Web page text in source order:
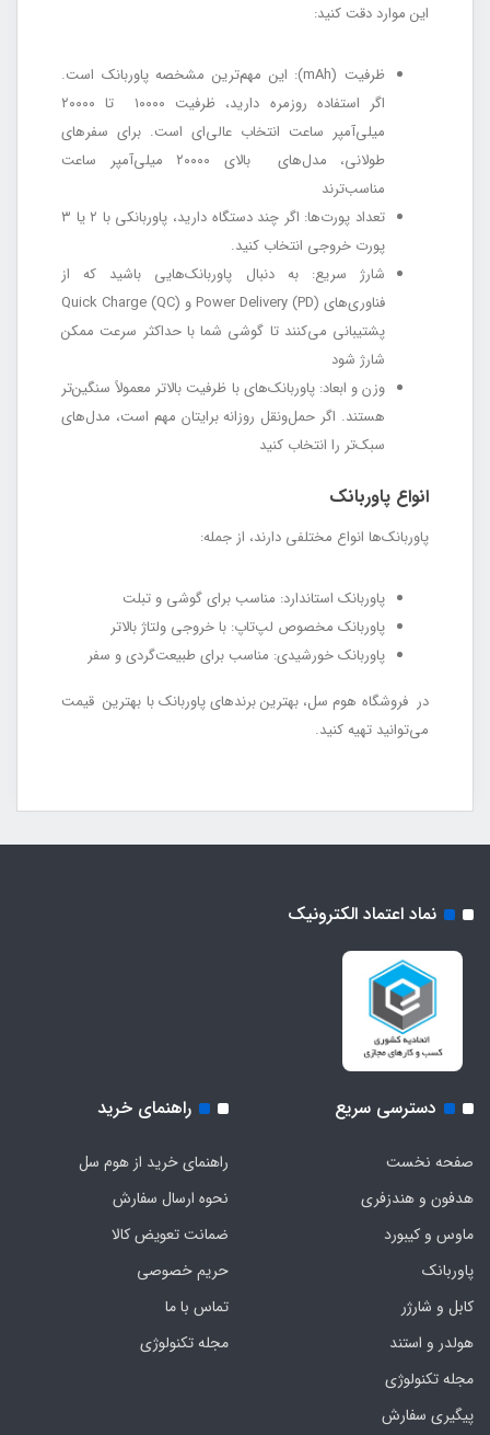
این موارد دقت کنید:
ظرفیت (mAh): این مهم‌ترین مشخصه پاوربانک است.
اگر استفاده روزمره دارید، ظرفیت ۱۰۰۰۰ تا ۲۰۰۰۰
میلی‌آمپر ساعت انتخاب عالی‌ای است. برای سفرهای
طولانی، مدل‌های بالای ۲۰۰۰۰ میلی‌آمپر ساعت
مناسب‌ترند
تعداد پورت‌ها: اگر چند دستگاه دارید، پاوربانکی با ۲ یا ۳
پورت خروجی انتخاب کنید.
شارژ سریع: به دنبال پاوربانک‌هایی باشید که از
فناوری‌های Power Delivery (PD) و Quick Charge (QC)
پشتیبانی می‌کنند تا گوشی شما با حداکثر سرعت ممکن
شارژ شود
وزن و ابعاد: پاوربانک‌های با ظرفیت بالاتر معمولاً سنگین‌تر
هستند. اگر حمل‌ونقل روزانه برایتان مهم است، مدل‌های
سبک‌تر را انتخاب کنید
انواع پاوربانک
پاوربانک‌ها انواع مختلفی دارند، از جمله:
پاوربانک استاندارد: مناسب برای گوشی و تبلت
پاوربانک مخصوص لپ‌تاپ: با خروجی ولتاژ بالاتر
پاوربانک خورشیدی: مناسب برای طبیعت‌گردی و سفر
در فروشگاه هوم سل، بهترین برندهای پاوربانک با بهترین قیمت
می‌توانید تهیه کنید.
نماد اعتماد الکترونیک
دسترسی سریع
صفحه نخست
هدفون‌ و‌ هندزفری
ماوس و کیبورد
پاوربانک
کابل و شارژر
هولدر و استند
مجله تکنولوژی
پیگیری سفارش
راهنمای خرید
راهنمای خرید از هوم سل
نحوه ارسال سفارش
ضمانت تعویض کالا
حریم خصوصی
تماس با ما
مجله تکنولوژی